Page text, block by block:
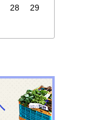
28
29